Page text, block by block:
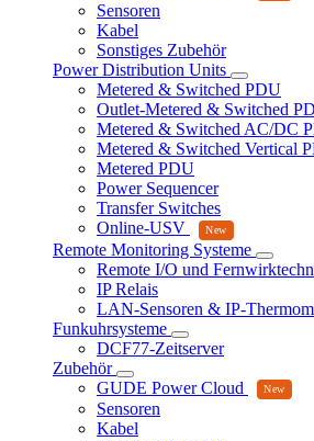
Sensoren
Kabel
Sonstiges Zubehör
Power Distribution Units
Metered & Switched PDU
Outlet-Metered & Switched
Metered & Switched AC/DC
Metered & Switched Vertical
Metered PDU
Power Sequencer
Transfer Switches
Online-USV
Remote Monitoring Systeme
Remote I/O und
IP Relais
LAN-Sensoren & IP-
Funkuhrsysteme
DCF77-Zeitserver
Zubehör
GUDE Power Cloud
Sensoren
Kabel